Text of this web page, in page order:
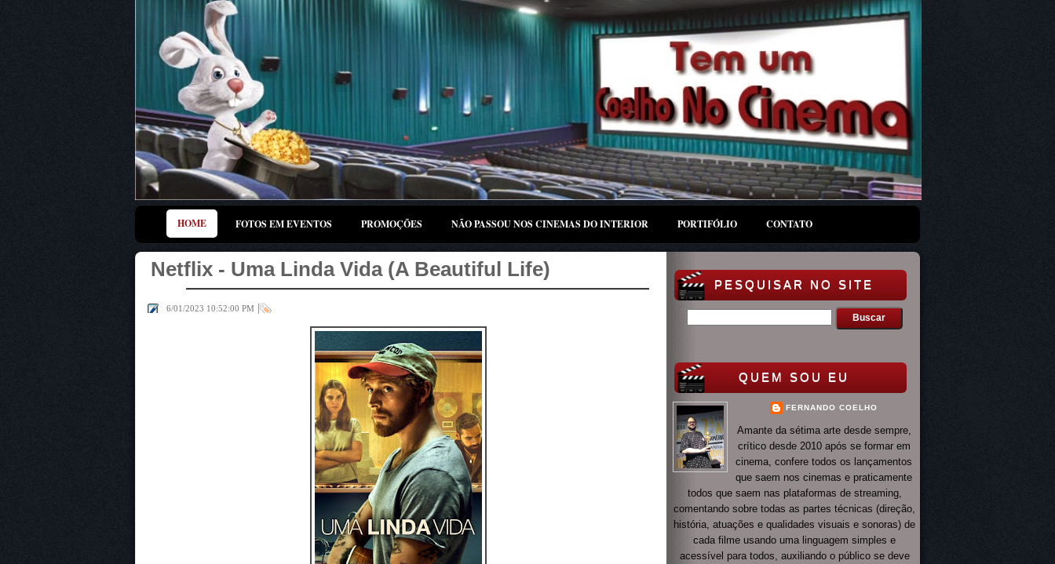
HOME FOTOS EM EVENTOS PROMOÇÕES NÃO PASSOU NOS CINEMAS DO INTERIOR PORTIFÓLIO CONTATO
Netflix - Uma Linda Vida (A Beautiful Life)
6/01/2023 10:52:00 PM |
PESQUISAR NO SITE
QUEM SOU EU
FERNANDO COELHO
Amante da sétima arte desde sempre,
crítico desde 2010 após se formar em
cinema, confere todos os lançamentos
que saem nos cinemas e praticamente
todos que saem nas plataformas de streaming,
comentando sobre todas as partes técnicas (direção,
história, atuações e qualidades visuais e sonoras) de
cada filme usando uma linguagem simples e
acessível para todos, auxiliando o público se deve